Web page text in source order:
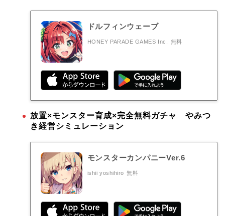
ドルフィンウェーブ
HONEY PARADE GAMES Inc. 無料
放置×モンスター育成×完全無料ガチャ やみつ
き経営シミュレーション
モンスターカンパニーVer.6
ishii yoshihiro 無料